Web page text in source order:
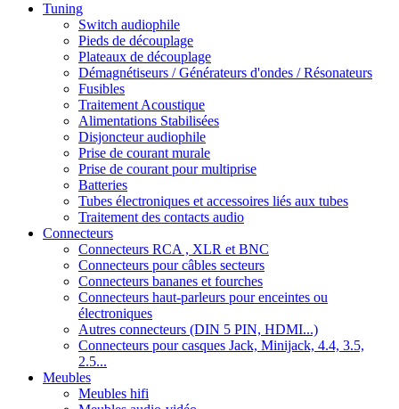
Tuning
Switch audiophile
Pieds de découplage
Plateaux de découplage
Démagnétiseurs / Générateurs d'ondes / Résonateurs
Fusibles
Traitement Acoustique
Alimentations Stabilisées
Disjoncteur audiophile
Prise de courant murale
Prise de courant pour multiprise
Batteries
Tubes électroniques et accessoires liés aux tubes
Traitement des contacts audio
Connecteurs
Connecteurs RCA , XLR et BNC
Connecteurs pour câbles secteurs
Connecteurs bananes et fourches
Connecteurs haut-parleurs pour enceintes ou
électroniques
Autres connecteurs (DIN 5 PIN, HDMI...)
Connecteurs pour casques Jack, Minijack, 4.4, 3.5,
2.5...
Meubles
Meubles hifi